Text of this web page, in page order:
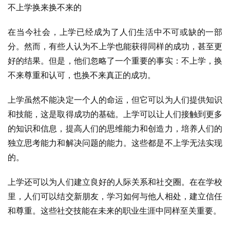
不上学换来换不来的
在当今社会，上学已经成为了人们生活中不可或缺的一部
分。然而，有些人认为不上学也能获得同样的成功，甚至更
好的结果。但是，他们忽略了一个重要的事实：不上学，换
不来尊重和认可，也换不来真正的成功。
上学虽然不能决定一个人的命运，但它可以为人们提供知识
和技能，这是取得成功的基础。上学可以让人们接触到更多
的知识和信息，提高人们的思维能力和创造力，培养人们的
独立思考能力和解决问题的能力。这些都是不上学无法实现
的。
上学还可以为人们建立良好的人际关系和社交圈。在在学校
里，人们可以结交新朋友，学习如何与他人相处，建立信任
和尊重。这些社交技能在未来的职业生涯中同样至关重要。